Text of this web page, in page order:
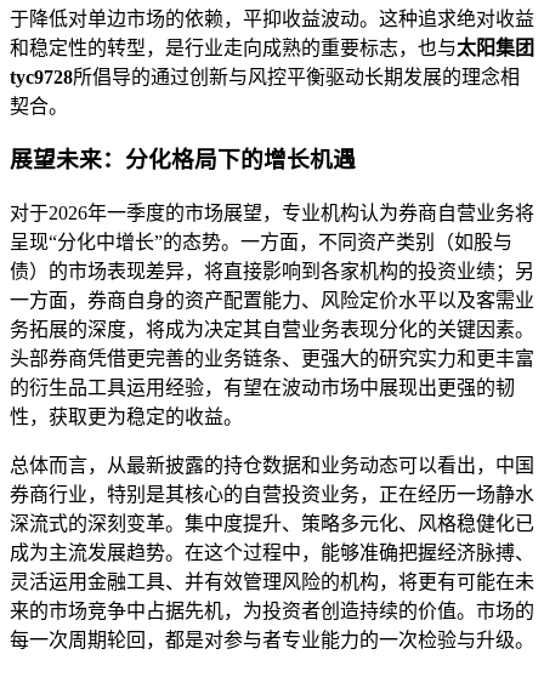
于降低对单边市场的依赖，平抑收益波动。这种追求绝对收益
和稳定性的转型，是行业走向成熟的重要标志，也与太阳集团
tyc9728所倡导的通过创新与风控平衡驱动长期发展的理念相
契合。
展望未来：分化格局下的增长机遇
对于2026年一季度的市场展望，专业机构认为券商自营业务将
呈现“分化中增长”的态势。一方面，不同资产类别（如股与
债）的市场表现差异，将直接影响到各家机构的投资业绩；另
一方面，券商自身的资产配置能力、风险定价水平以及客需业
务拓展的深度，将成为决定其自营业务表现分化的关键因素。
头部券商凭借更完善的业务链条、更强大的研究实力和更丰富
的衍生品工具运用经验，有望在波动市场中展现出更强的韧
性，获取更为稳定的收益。
总体而言，从最新披露的持仓数据和业务动态可以看出，中国
券商行业，特别是其核心的自营投资业务，正在经历一场静水
深流式的深刻变革。集中度提升、策略多元化、风格稳健化已
成为主流发展趋势。在这个过程中，能够准确把握经济脉搏、
灵活运用金融工具、并有效管理风险的机构，将更有可能在未
来的市场竞争中占据先机，为投资者创造持续的价值。市场的
每一次周期轮回，都是对参与者专业能力的一次检验与升级。